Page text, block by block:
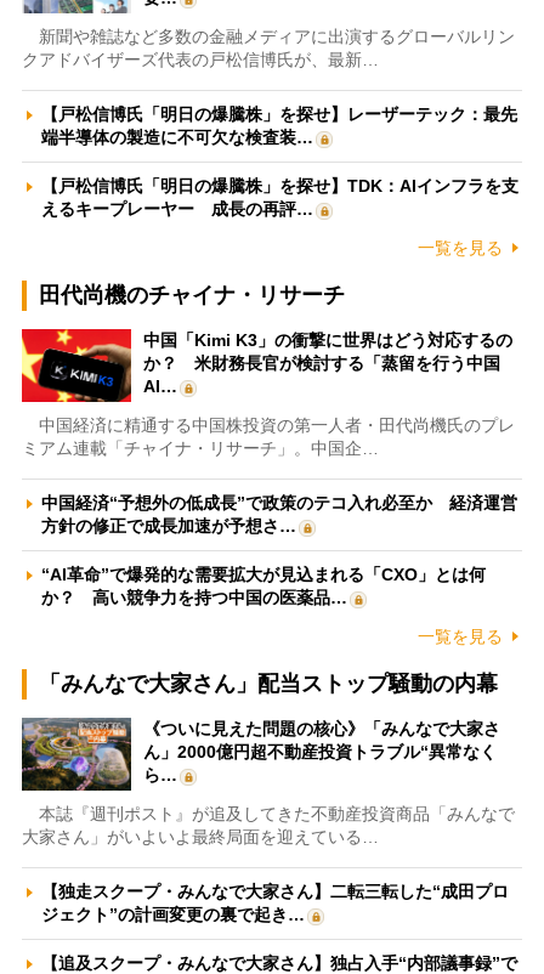
新聞や雑誌など多数の金融メディアに出演するグローバルリン
クアドバイザーズ代表の戸松信博氏が、最新…
【戸松信博氏「明日の爆騰株」を探せ】レーザーテック：最先
端半導体の製造に不可欠な検査装…
【戸松信博氏「明日の爆騰株」を探せ】TDK：AIインフラを支
えるキープレーヤー 成長の再評…
一覧を見る
田代尚機のチャイナ・リサーチ
中国「Kimi K3」の衝撃に世界はどう対応するの
か？ 米財務長官が検討する「蒸留を行う中国
AI…
中国経済に精通する中国株投資の第一人者・田代尚機氏のプレ
ミアム連載「チャイナ・リサーチ」。中国企…
中国経済“予想外の低成長”で政策のテコ入れ必至か 経済運営
方針の修正で成長加速が予想さ…
“AI革命”で爆発的な需要拡大が見込まれる「CXO」とは何
か？ 高い競争力を持つ中国の医薬品…
一覧を見る
「みんなで大家さん」配当ストップ騒動の内幕
《ついに見えた問題の核心》「みんなで大家さ
ん」2000億円超不動産投資トラブル“異常なく
ら…
本誌『週刊ポスト』が追及してきた不動産投資商品「みんなで
大家さん」がいよいよ最終局面を迎えている…
【独走スクープ・みんなで大家さん】二転三転した“成田プロ
ジェクト”の計画変更の裏で起き…
【追及スクープ・みんなで大家さん】独占入手“内部議事録”で